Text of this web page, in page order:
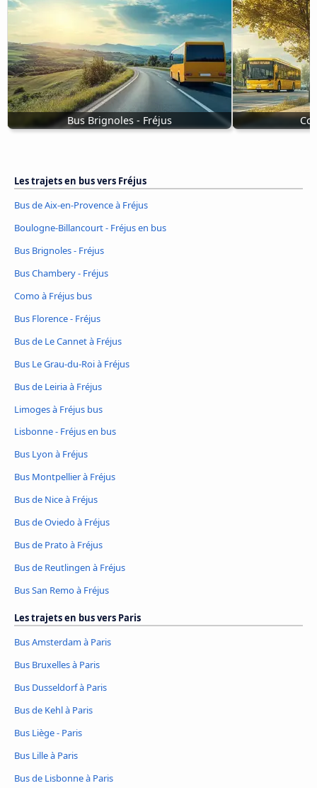
Bus Brignoles - Fréjus
Les trajets en bus vers Fréjus
Bus de Aix-en-Provence à Fréjus
Boulogne-Billancourt - Fréjus en bus
Bus Brignoles - Fréjus
Bus Chambery - Fréjus
Como à Fréjus bus
Bus Florence - Fréjus
Bus de Le Cannet à Fréjus
Bus Le Grau-du-Roi à Fréjus
Bus de Leiria à Fréjus
Limoges à Fréjus bus
Lisbonne - Fréjus en bus
Bus Lyon à Fréjus
Bus Montpellier à Fréjus
Bus de Nice à Fréjus
Bus de Oviedo à Fréjus
Bus de Prato à Fréjus
Bus de Reutlingen à Fréjus
Bus San Remo à Fréjus
Les trajets en bus vers Paris
Bus Amsterdam à Paris
Bus Bruxelles à Paris
Bus Dusseldorf à Paris
Bus de Kehl à Paris
Bus Liège - Paris
Bus Lille à Paris
Bus de Lisbonne à Paris